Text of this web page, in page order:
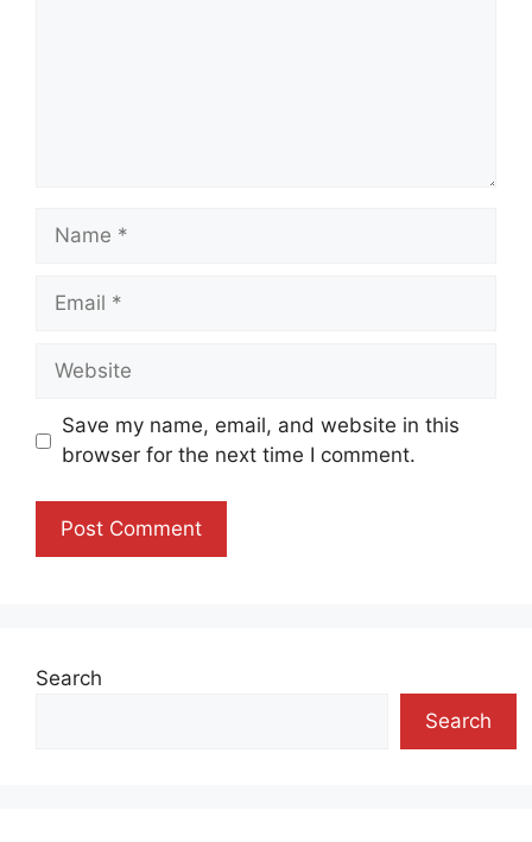
Name
Email
Website
Save my name, email, and website in this
browser for the next time I comment.
Search
Search